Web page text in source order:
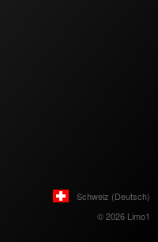
Schweiz (Deutsch)
© 2026 Limo1